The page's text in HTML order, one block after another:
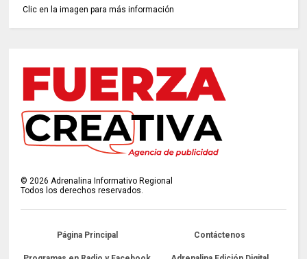
Clic en la imagen para más información
©2026 Adrenalina Informativo Regional
Todos los derechos reservados.
Página Principal Contáctenos